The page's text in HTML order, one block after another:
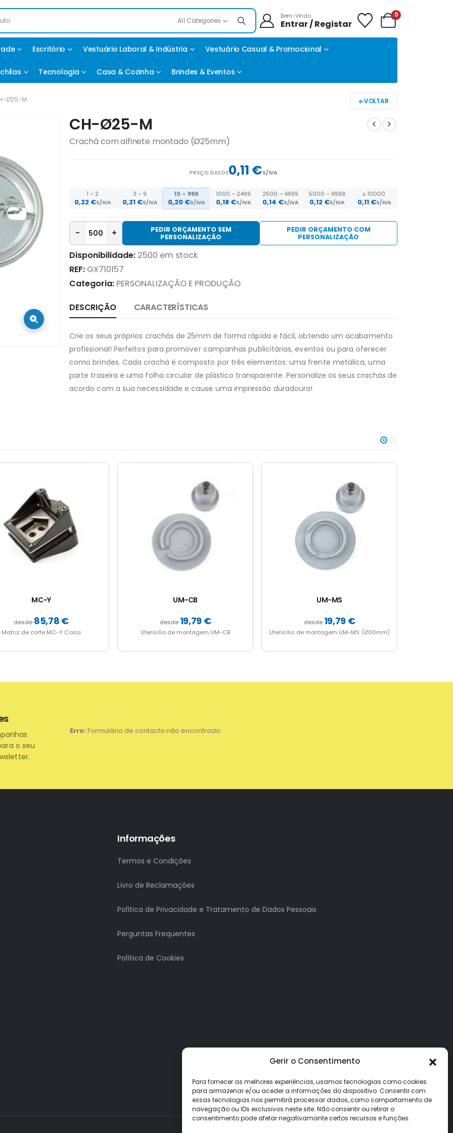
Gerir o Consentimento
Para fornecer as melhores experiências, usamos tecnologias como cookies
para armazenar e/ou aceder a informações do dispositivo. Consentir com
essas tecnologias nos permitirá processar dados, como comportamento de
navegação ou IDs exclusivos neste site. Não consentir ou retirar o
consentimento pode afetar negativamante certos recursos e funções.
All Categories
Bem-Vindo
Entrar / Registar
0
Escritório Vestuário Laboral & Indústria Vestuário Casual & Promocional
Tecnologia Casa & Cozinha Brindes & Eventos
Ø25-M VOLTAR
CH-Ø25-M
Crachá com alfinete montado (Ø25mm)
PREÇO DESDE0,11 €S/IVA
1 – 2
0,22 €S/IVA
3 – 9
0,21 €S/IVA
10 – 999
0,20 €S/IVA
1000 – 2499
0,18 €S/IVA
2500 – 4999
0,14 €S/IVA
5000 – 9999
0,12 €S/IVA
≥ 10000
0,11 €S/IVA
- +
PEDIR ORÇAMENTO SEM
PERSONALIZAÇÃO
PEDIR ORÇAMENTO COM
PERSONALIZAÇÃO
Disponibilidade: 2500 em stock
REF: GX710157
Categoria: PERSONALIZAÇÃO E PRODUÇÃO
DESCRIÇÃO CARACTERÍSTICAS
Crie os seus próprios crachás de 25mm de forma rápida e fácil, obtendo um acabamento
profissional! Perfeitos para promover campanhas publicitárias, eventos ou para oferecer
como brindes. Cada crachá é composto por três elementos: uma frente metálica, uma
parte traseira e uma folha circular de plástico transparente. Personalize os seus crachás de
acordo com a sua necessidade e cause uma impressão duradoura!
UM-CB
19,79 €
Utensílio de montagem UM-CB
UM-MS
19,79 €
Utensílio de montagem UM-MS (Ø30mm)
UM-MX
19,79 €
Utensílio de montagem UM-MX T-Shirt
Erro: Formulário de contacto não encontrado.
o seu
Informações
Termos e Condições
Livro de Reclamações
Política de Privacidade e Tratamento de Dados Pessoais
Perguntas Frequentes
Política de Cookies